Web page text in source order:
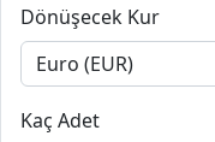
Dönüşecek Kur
Kaç Adet